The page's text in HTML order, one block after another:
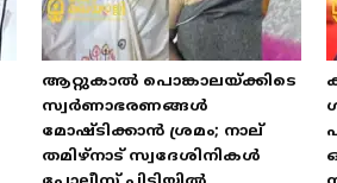
ആറ്റുകാൽ പൊങ്കാലയ്ക്കിടെ
സ്വർണാഭരണങ്ങൾ
മോഷ്ടിക്കാൻ ശ്രമം; നാല്
തമിഴ്‌നാട് സ്വദേശിനികൾ